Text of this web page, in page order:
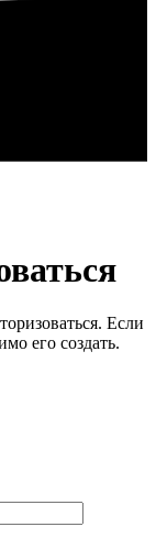
Если
его создать.